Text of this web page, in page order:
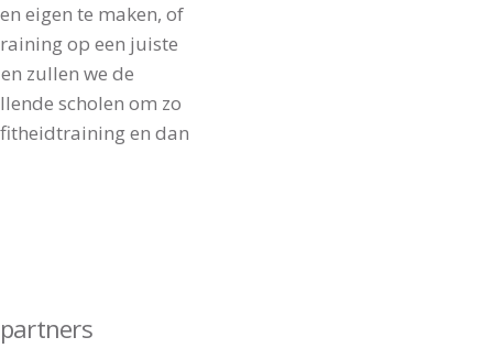
eigen te maken, of
op een juiste
zullen we de
scholen om zo
en dan